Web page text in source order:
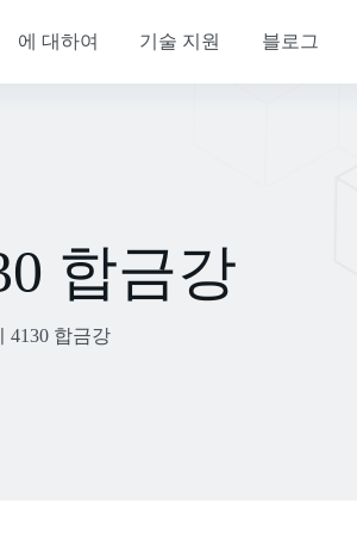
에 대하여 기술 지원 블로그
합금강
4130 합금강